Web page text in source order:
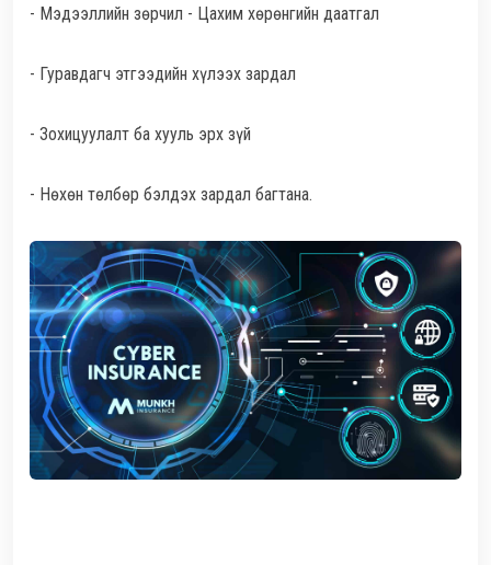
- Мэдээллийн зөрчил - Цахим хөрөнгийн даатгал
- Гуравдагч этгээдийн хүлээх зардал
- Зохицуулалт ба хууль эрх зүй
- Нөхөн төлбөр бэлдэх зардал багтана.